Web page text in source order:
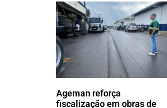
Ageman reforça
fiscalização em obras de